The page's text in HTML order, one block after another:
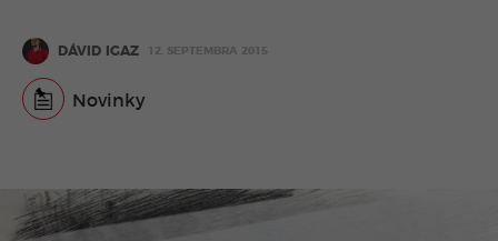
DÁVID IGAZ 12. SEPTEMBRA 2015
Novinky